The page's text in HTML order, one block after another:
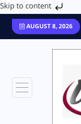
Skip to content
AUGUST 8, 2026